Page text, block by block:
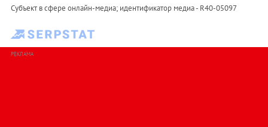
Субъект в сфере онлайн-медиа; идентификатор медиа - R40-05097
РЕКЛАМА